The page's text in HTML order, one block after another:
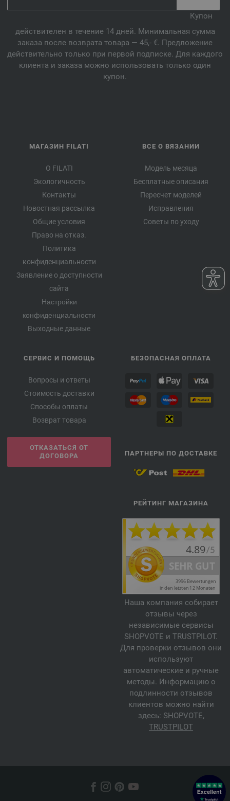
Купон
действителен в течение 14 дней. Минимальная сумма
заказа после возврата товара — 45,- €. Предложение
действительно только при первой подписке. Для каждого
клиента и заказа можно использовать только один
купон.
МАГАЗИН FILATI
О FILATI
Экологичность
Контакты
Новостная рассылка
Общие условия
Право на отказ.
Политика
конфиденциальности
Заявление о доступности
сайта
Настройки
конфиденциальности
Выходные данные
ВСЕ О ВЯЗАНИИ
Модель месяца
Бесплатные описания
Пересчет моделей
Исправления
Советы по уходу
СЕРВИС И ПОМОЩЬ
Вопросы и ответы
Стоимость доставки
Способы оплаты
Возврат товара
ОТКАЗАТЬСЯ ОТ
ДОГОВОРА
БЕЗОПАСНАЯ ОПЛАТА
ПАРТНЕРЫ ПО ДОСТАВКЕ
РЕЙТИНГ МАГАЗИНА
Наша компания собирает
отзывы через
независимые сервисы
SHOPVOTE и TRUSTPILOT.
Для проверки отзывов они
используют
автоматические и ручные
методы. Информацию о
подлинности отзывов
клиентов можно найти
здесь: SHOPVOTE,
TRUSTPILOT